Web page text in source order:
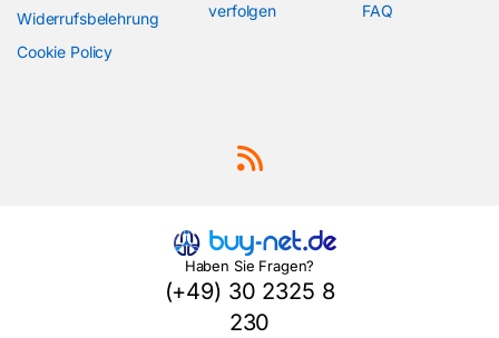
Widerrufsbelehrung
Cookie Policy
verfolgen
FAQ
Haben Sie Fragen?
(+49) 30 2325 8
230